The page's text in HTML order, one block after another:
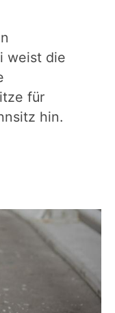
weist die
für
hin.